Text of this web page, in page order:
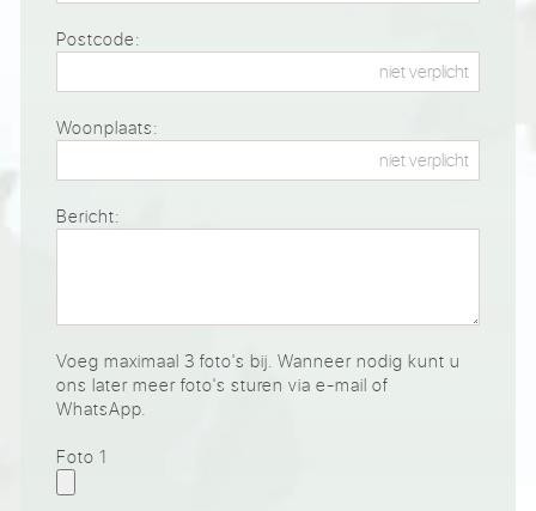
Postcode:
Woonplaats:
Bericht:
Voeg maximaal 3 foto's bij. Wanneer nodig kunt u
ons later meer foto's sturen via e-mail of
WhatsApp.
Foto 1